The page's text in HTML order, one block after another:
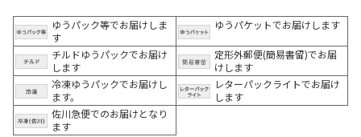
ゆうパック等でお届けしま
す
ゆうパケットでお届けします
チルドゆうパックでお届け
します
定形外郵便(簡易書留)でお届
けします
冷凍ゆうパックでお届けし
ます。
レターパックライトでお届け
します
佐川急便でのお届けとなり
ます